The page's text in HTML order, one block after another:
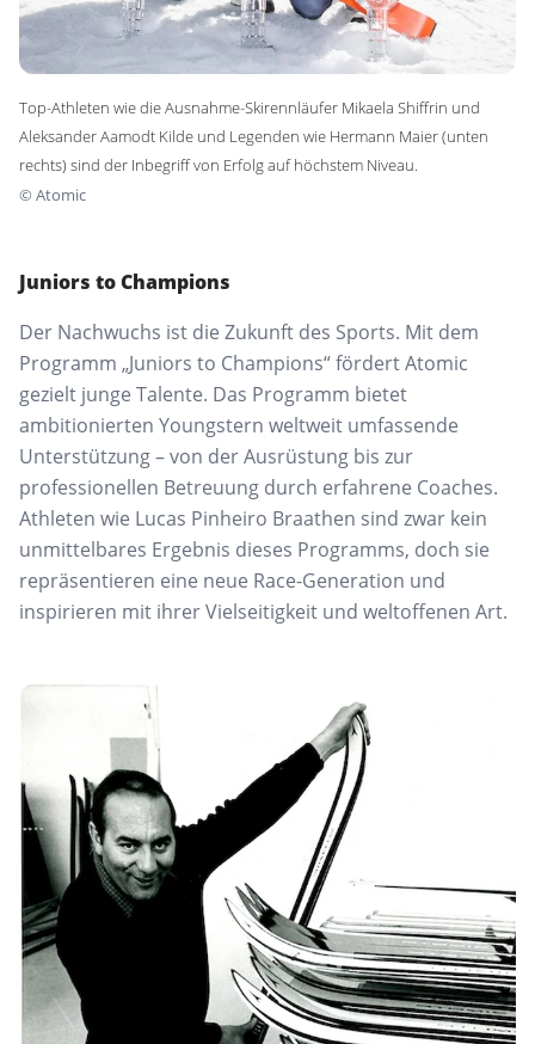
Top-Athleten wie die Ausnahme-Skirennläufer Mikaela Shiffrin und
Aleksander Aamodt Kilde und Legenden wie Hermann Maier (unten
rechts) sind der Inbegriff von Erfolg auf höchstem Niveau.
©Atomic
Juniors to Champions
Der Nachwuchs ist die Zukunft des Sports. Mit dem
Programm „Juniors to Champions“ fördert Atomic
gezielt junge Talente. Das Programm bietet
ambitionierten Youngstern weltweit umfassende
Unterstützung – von der Ausrüstung bis zur
professionellen Betreuung durch erfahrene Coaches.
Athleten wie Lucas Pinheiro Braathen sind zwar kein
unmittelbares Ergebnis dieses Programms, doch sie
repräsentieren eine neue Race-Generation und
inspirieren mit ihrer Vielseitigkeit und weltoffenen Art.